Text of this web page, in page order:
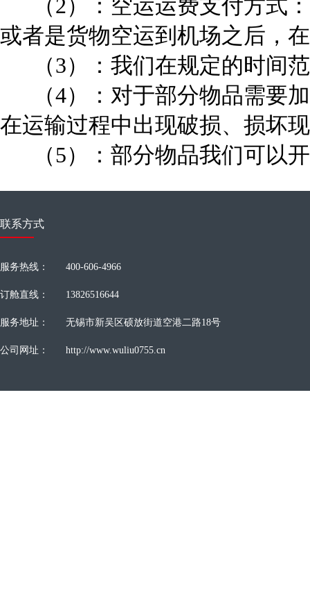
（2）：空运运费支付方式：
或者是货物空运到机场之后，
（3）：我们在规定的时间
（4）：对于部分物品需要加
在运输过程中出现破损、损坏
（5）：部分物品我们可以开
联系方式
服务热线： 400-606-4966
订舱直线： 13826516644
服务地址： 无锡市新吴区硕放街道空港二路18号
公司网址： http://www.wuliu0755.cn